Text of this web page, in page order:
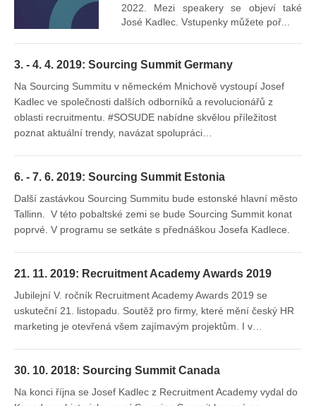
2022. Mezi speakery se objeví také
José Kadlec. Vstupenky můžete poř...
3. - 4. 4. 2019: Sourcing Summit Germany
Na Sourcing Summitu v německém Mnichově vystoupí Josef
Kadlec ve společnosti dalších odborníků a revolucionářů z
oblasti recruitmentu. #SOSUDE nabídne skvělou příležitost
poznat aktuální trendy, navázat spolupráci…
6. - 7. 6. 2019: Sourcing Summit Estonia
Další zastávkou Sourcing Summitu bude estonské hlavní město
Tallinn. V této pobaltské zemi se bude Sourcing Summit konat
poprvé. V programu se setkáte s přednáškou Josefa Kadlece.
21. 11. 2019: Recruitment Academy Awards 2019
Jubilejní V. ročník Recruitment Academy Awards 2019 se
uskuteční 21. listopadu. Soutěž pro firmy, které mění český HR
marketing je otevřená všem zajímavým projektům. I v…
30. 10. 2018: Sourcing Summit Canada
Na konci října se Josef Kadlec z Recruitment Academy vydal do